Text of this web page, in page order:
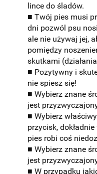
lince do śladów.
■ Twój pies musi
dni pozwól psu
ale nie używaj jej,
pomiędzy
skutkami
■ Pozytywny i
nie spiesz się!
■ Wybierz znane
jest
■ Wybierz
przycisk,
pies robi coś
■ Wybierz znane
jest
■ W przypadku